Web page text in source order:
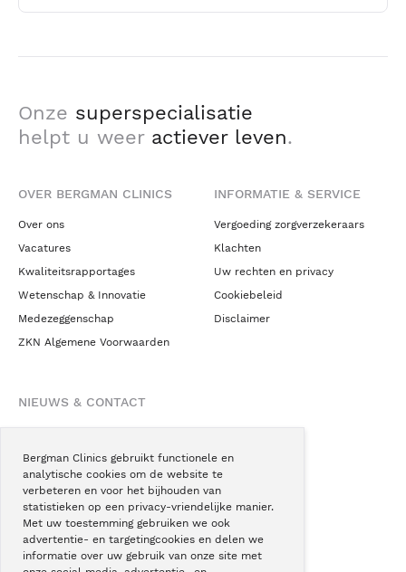
Bergman Clinics gebruikt functionele en
analytische cookies om de website te
verbeteren en voor het bijhouden van
statistieken op een privacy-vriendelijke manier.
Met uw toestemming gebruiken we ook
advertentie- en targetingcookies en delen we
informatie over uw gebruik van onze site met
Onze superspecialisatie
helpt u weer actiever leven.
OVER BERGMAN CLINICS
Over ons
Vacatures
Kwaliteitsrapportages
Wetenschap & Innovatie
Medezeggenschap
ZKN Algemene Voorwaarden
INFORMATIE & SERVICE
Vergoeding zorgverzekeraars
Klachten
Uw rechten en privacy
Cookiebeleid
Disclaimer
NIEUWS & CONTACT
Blogs
Podcast
Pressroom
Instagram
Facebook